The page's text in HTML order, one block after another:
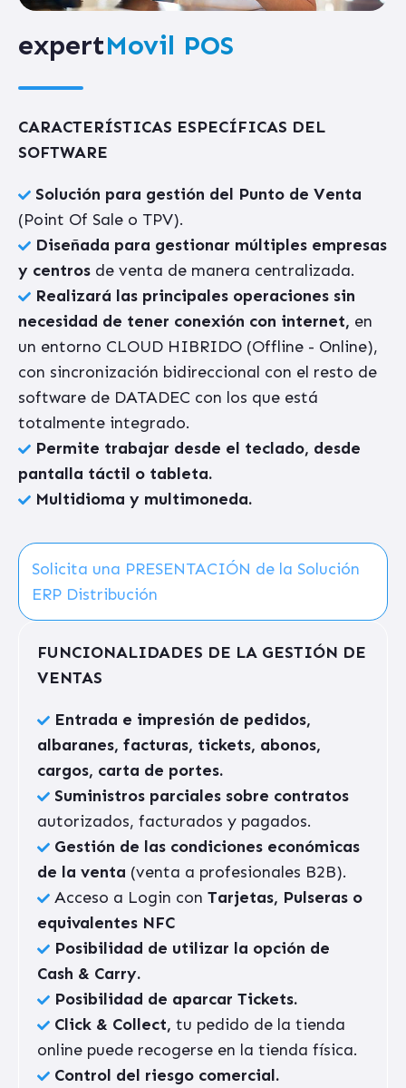
expertMovil POS
CARACTERÍSTICAS ESPECÍFICAS DEL
SOFTWARE
Solución para gestión del Punto de Venta
(Point Of Sale o TPV).
Diseñada para gestionar múltiples empresas
y centros de venta de manera centralizada.
Realizará las principales operaciones sin
necesidad de tener conexión con internet, en
un entorno CLOUD HIBRIDO (Offline - Online),
con sincronización bidireccional con el resto de
software de DATADEC con los que está
totalmente integrado.
Permite trabajar desde el teclado, desde
pantalla táctil o tableta.
Multidioma y multimoneda.
Solicita una PRESENTACIÓN de la Solución
ERP Distribución
FUNCIONALIDADES DE LA GESTIÓN DE
VENTAS
Entrada e impresión de pedidos,
albaranes, facturas, tickets, abonos,
cargos, carta de portes.
Suministros parciales sobre contratos
autorizados, facturados y pagados.
Gestión de las condiciones económicas
de la venta (venta a profesionales B2B).
Acceso a Login con Tarjetas, Pulseras o
equivalentes NFC
Posibilidad de utilizar la opción de
Cash & Carry.
Posibilidad de aparcar Tickets.
Click & Collect, tu pedido de la tienda
online puede recogerse en la tienda física.
Control del riesgo comercial.